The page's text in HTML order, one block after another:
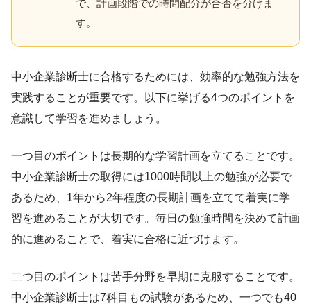
で、計画段階での時間配分が合否を分けま
す。
中小企業診断士に合格するためには、効率的な勉強方法を
実践することが重要です。以下に挙げる4つのポイントを
意識して学習を進めましょう。
一つ目のポイントは長期的な学習計画を立てることです。
中小企業診断士の取得には1000時間以上の勉強が必要で
あるため、1年から2年程度の長期計画を立てて着実に学
習を進めることが大切です。毎日の勉強時間を決めて計画
的に進めることで、着実に合格に近づけます。
二つ目のポイントは苦手分野を早期に克服することです。
中小企業診断士は7科目もの試験があるため、一つでも40